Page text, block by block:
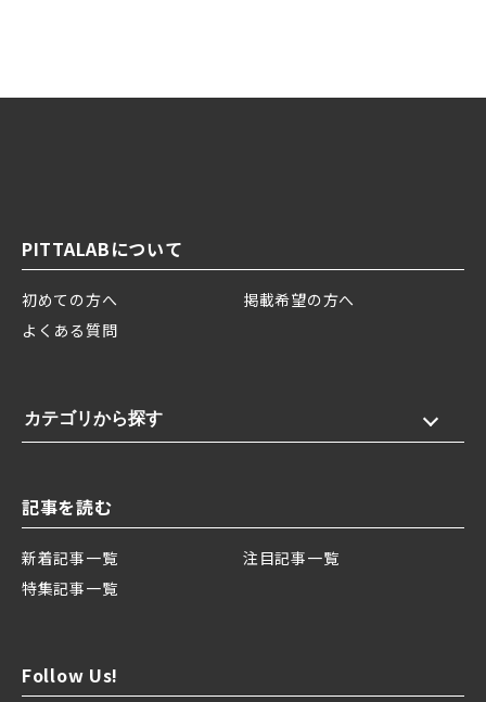
PITTALABについて
初めての方へ
掲載希望の方へ
よくある質問
カテゴリから探す
記事を読む
新着記事一覧
注目記事一覧
特集記事一覧
Follow Us!